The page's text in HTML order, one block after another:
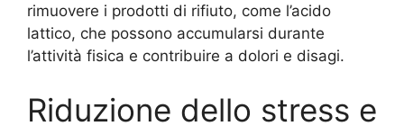
rimuovere i prodotti di rifiuto, come l’acido
lattico, che possono accumularsi durante
l’attività fisica e contribuire a dolori e disagi.
Riduzione dello stress e